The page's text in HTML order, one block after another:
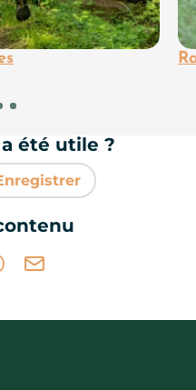
été utile ?
Facebook (nouvelle
sur X / Twitter (nouvelle
sur WhatsApp
Partager par mail